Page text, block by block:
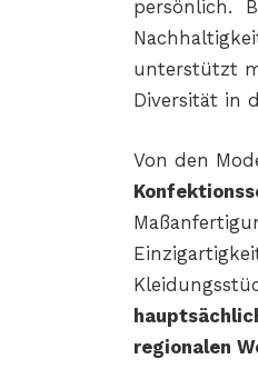
persönlich.
unterstützt
Diversität in
Von den
regionalen